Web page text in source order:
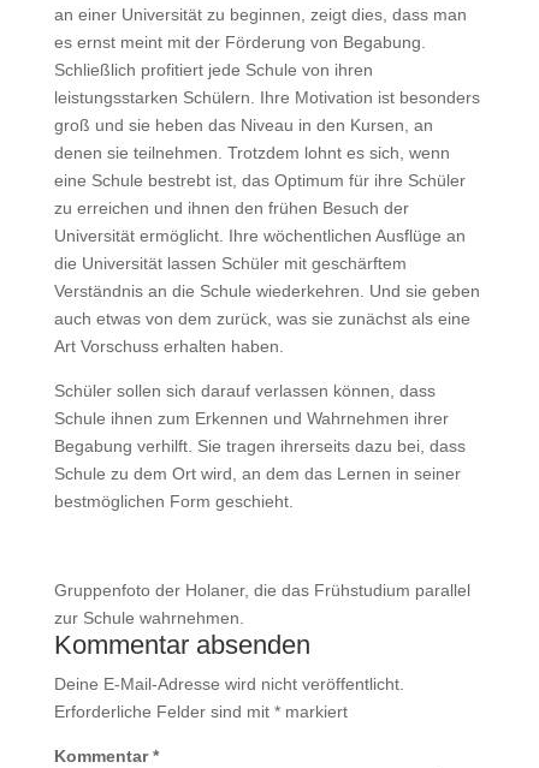
an einer Universität zu beginnen, zeigt dies, dass man
es ernst meint mit der Förderung von Begabung.
Schließlich profitiert jede Schule von ihren
leistungsstarken Schülern. Ihre Motivation ist besonders
groß und sie heben das Niveau in den Kursen, an
denen sie teilnehmen. Trotzdem lohnt es sich, wenn
eine Schule bestrebt ist, das Optimum für ihre Schüler
zu erreichen und ihnen den frühen Besuch der
Universität ermöglicht. Ihre wöchentlichen Ausflüge an
die Universität lassen Schüler mit geschärftem
Verständnis an die Schule wiederkehren. Und sie geben
auch etwas von dem zurück, was sie zunächst als eine
Art Vorschuss erhalten haben.
Schüler sollen sich darauf verlassen können, dass
Schule ihnen zum Erkennen und Wahrnehmen ihrer
Begabung verhilft. Sie tragen ihrerseits dazu bei, dass
Schule zu dem Ort wird, an dem das Lernen in seiner
bestmöglichen Form geschieht.
Gruppenfoto der Holaner, die das Frühstudium parallel
zur Schule wahrnehmen.
Kommentar absenden
Deine E-Mail-Adresse wird nicht veröffentlicht.
Erforderliche Felder sind mit *markiert
Kommentar*